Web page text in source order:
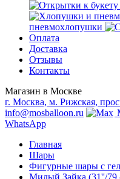
пневмохлопушки
Оплата
Доставка
Отзывы
Контакты
Магазин в Москве
г. Москва, м. Рижская,
info@mosballoon.ru
WhatsApp
Главная
Шары
Фигурные шары с
Милый Зайка (31''/79